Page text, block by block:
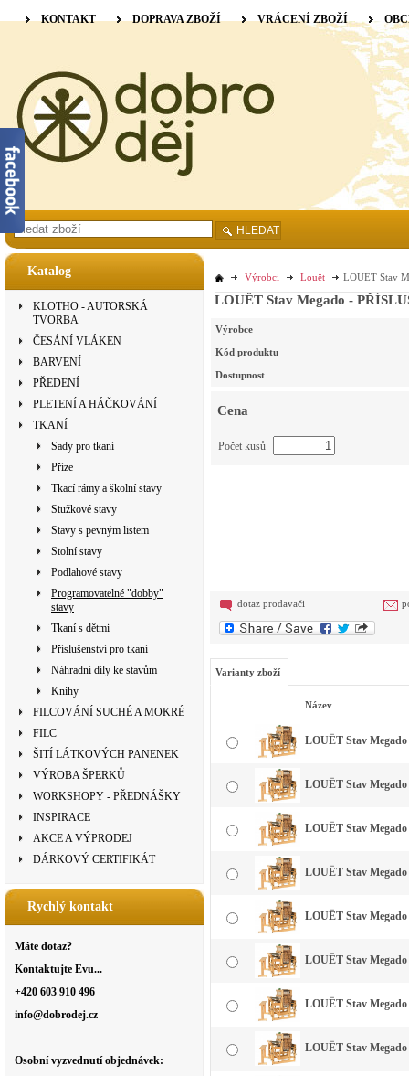
Katalog
KLOTHO - AUTORSKÁ
TVORBA
ČESÁNÍ VLÁKEN
BARVENÍ
PŘEDENÍ
PLETENÍ A HÁČKOVÁNÍ
TKANÍ
Sady pro tkaní
Příze
Tkací rámy a školní stavy
Stužkové stavy
Stavy s pevným listem
Stolní stavy
Podlahové stavy
Programovatelné "dobby"
stavy
Tkaní s dětmi
Příslušenství pro tkaní
Náhradní díly ke stavům
Knihy
FILCOVÁNÍ SUCHÉ A MOKRÉ
FILC
ŠITÍ LÁTKOVÝCH PANENEK
VÝROBA ŠPERKŮ
WORKSHOPY - PŘEDNÁŠKY
INSPIRACE
AKCE A VÝPRODEJ
DÁRKOVÝ CERTIFIKÁT
Rychlý kontakt
Máte dotaz?
Kontaktujte Evu...
+420 603 910 496
info@dobrodej.cz
Osobní vyzvednutí objednávek:
Výrobci Louët LOUËT Stav
LOUËT Stav Megado -
Výrobce
Kód produktu
Dostupnost
Cena
Počet kusů
dotaz prodavači
Varianty zboží
Název
LOUËT Stav Megado
LOUËT Stav Megado
LOUËT Stav Megado
LOUËT Stav Megado
LOUËT Stav Megado
LOUËT Stav Megado
LOUËT Stav Megado
LOUËT Stav Megado
KONTAKT DOPRAVA ZBOŽÍ VRÁCENÍ ZBOŽÍ
HLEDAT